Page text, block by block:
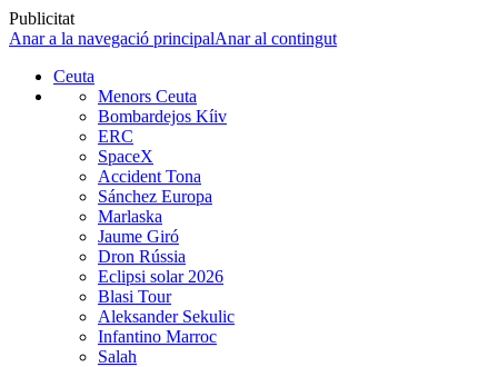
Publicitat
Anar a la navegació principalAnar al contingut
Ceuta
Menors Ceuta
Bombardejos Kíiv
ERC
SpaceX
Accident Tona
Sánchez Europa
Marlaska
Jaume Giró
Dron Rússia
Eclipsi solar 2026
Blasi Tour
Aleksander Sekulic
Infantino Marroc
Salah